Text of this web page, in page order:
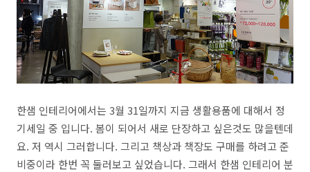
한샘 인테리어에서는 3월 31일까지 지금 생활용품에 대해서 정
기세일 중 입니다. 봄이 되어서 새로 단장하고 싶은것도 많을텐데
요. 저 역시 그러합니다. 그리고 책상과 책장도 구매를 하려고 준
비중이라 한번 꼭 둘러보고 싶었습니다. 그래서 한샘 인테리어 분